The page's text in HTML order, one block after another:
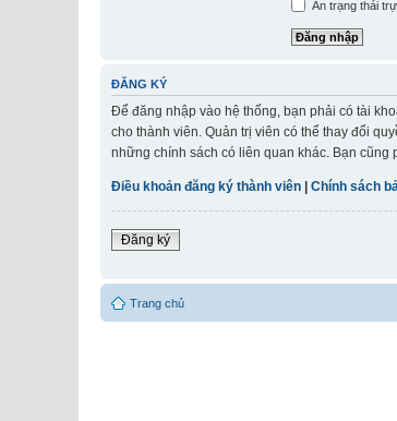
Ẩn trạng thái
ĐĂNG KÝ
Để đăng nhập vào hệ thống, bạn phải có tài
cho thành viên. Quản trị viên có thể thay đổi
những chính sách có liên quan khác. Bạn
Điều khoản đăng ký thành viên Chính sách
Đăng ký
Trang chủ